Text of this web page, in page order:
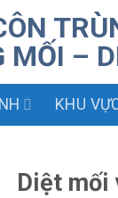
KHU
Diệt mối